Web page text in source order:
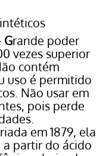
Grande poder
vezes superior
contém
uso é permitido
Não usar em
pois perde
em 1879, ela
partir do ácido